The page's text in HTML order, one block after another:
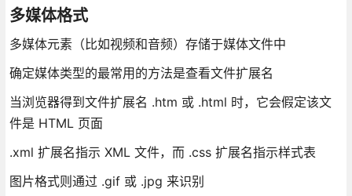
多媒体格式
多媒体元素（比如视频和音频）存储于媒体文件中
确定媒体类型的最常用的方法是查看文件扩展名
当浏览器得到文件扩展名 .htm 或 .html 时，它会假定该文
件是 HTML 页面
.xml 扩展名指示 XML 文件，而 .css 扩展名指示样式表
图片格式则通过 .gif 或 .jpg 来识别